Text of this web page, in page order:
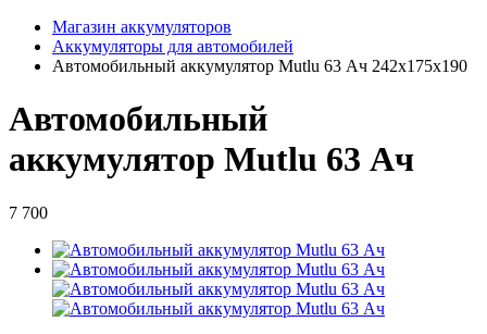
Магазин аккумуляторов
Аккумуляторы для автомобилей
Автомобильный аккумулятор Mutlu 63 Ач 242x175x190
Автомобильный
аккумулятор Mutlu 63 Ач
7 700